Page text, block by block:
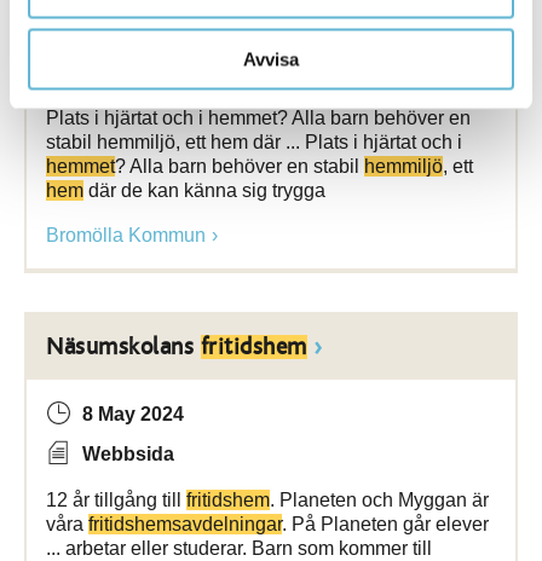
Avvisa
29 June 2022
Plats i hjärtat och i hemmet? Alla barn behöver en
stabil hemmiljö, ett hem där ... Plats i hjärtat och i
hemmet? Alla barn behöver en stabil hemmiljö, ett
hem där de kan känna sig trygga
Bromölla Kommun
Näsumskolans fritidshem
8 May 2024
Webbsida
12 år tillgång till fritidshem. Planeten och Myggan är
våra fritidshemsavdelningar. På Planeten går elever
... arbetar eller studerar. Barn som kommer till